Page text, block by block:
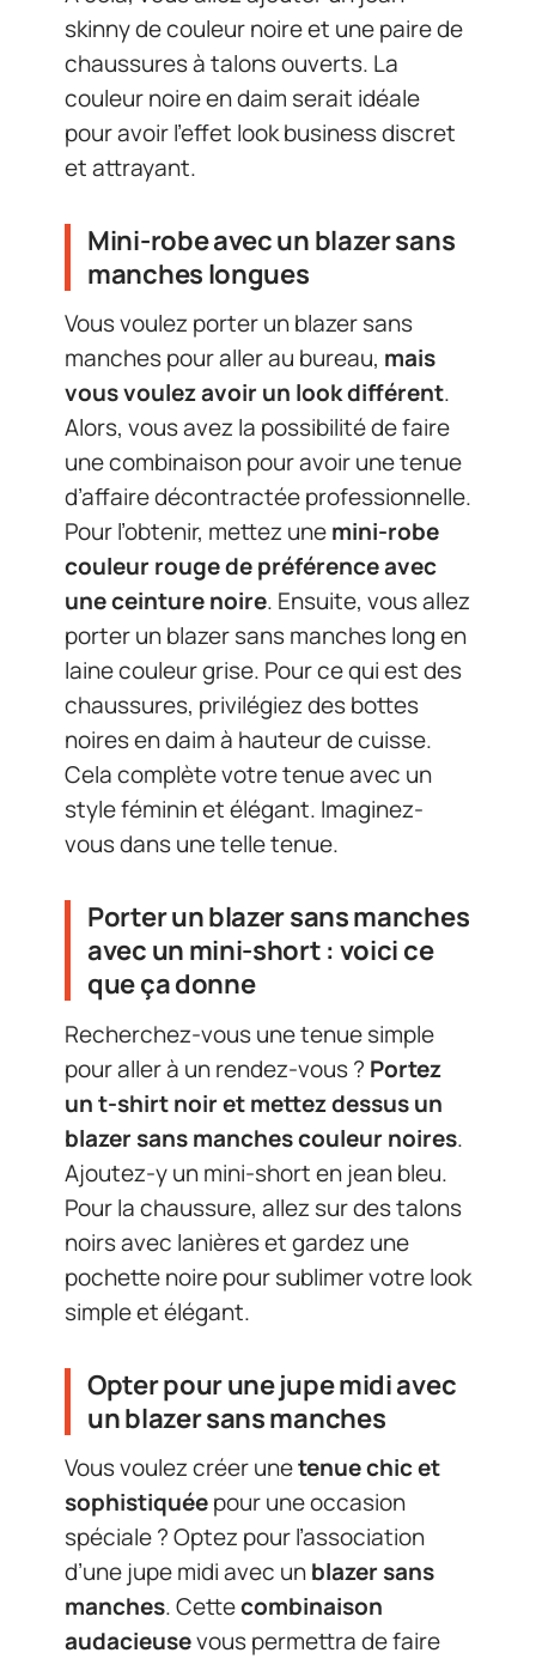
skinny de couleur noire et une paire de
chaussures à talons ouverts. La
couleur noire en daim serait idéale
pour avoir l’effet look business discret
et attrayant.
Mini-robe avec un blazer sans
manches longues
Vous voulez porter un blazer sans
manches pour aller au bureau, mais
vous voulez avoir un look différent.
Alors, vous avez la possibilité de faire
une combinaison pour avoir une tenue
d’affaire décontractée professionnelle.
Pour l’obtenir, mettez unemini-robe
couleur rouge de préférence avec
une ceinture noire. Ensuite, vous allez
porter un blazer sans manches long en
laine couleur grise. Pour ce qui est des
chaussures, privilégiez des bottes
noires en daim à hauteur de cuisse.
Cela complète votre tenue avec un
style féminin et élégant. Imaginez-
vous dans une telle tenue.
Porter un blazer sans manches
avec un mini-short : voici ce
que ça donne
Recherchez-vous une tenue simple
pour aller à un rendez-vous ? Portez
un t-shirt noir et mettez dessus un
blazer sans manches couleur noires.
Ajoutez-y un mini-short en jean bleu.
Pour la chaussure, allez sur des talons
noirs avec lanières et gardez une
pochette noire pour sublimer votre look
simple et élégant.
Opter pour une jupe midi avec
un blazer sans manches
Vous voulez créer unetenue chic et
sophistiquéepour une occasion
spéciale ? Optez pour l’association
d’une jupe midi avec unblazer sans
manches. Cettecombinaison
audacieusevous permettra de faire